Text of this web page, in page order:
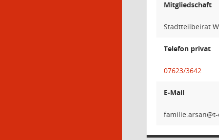
Mitgliedschaft
Stadtteilbeirat
Telefon privat
07623/3642
E-Mail
nasra.e